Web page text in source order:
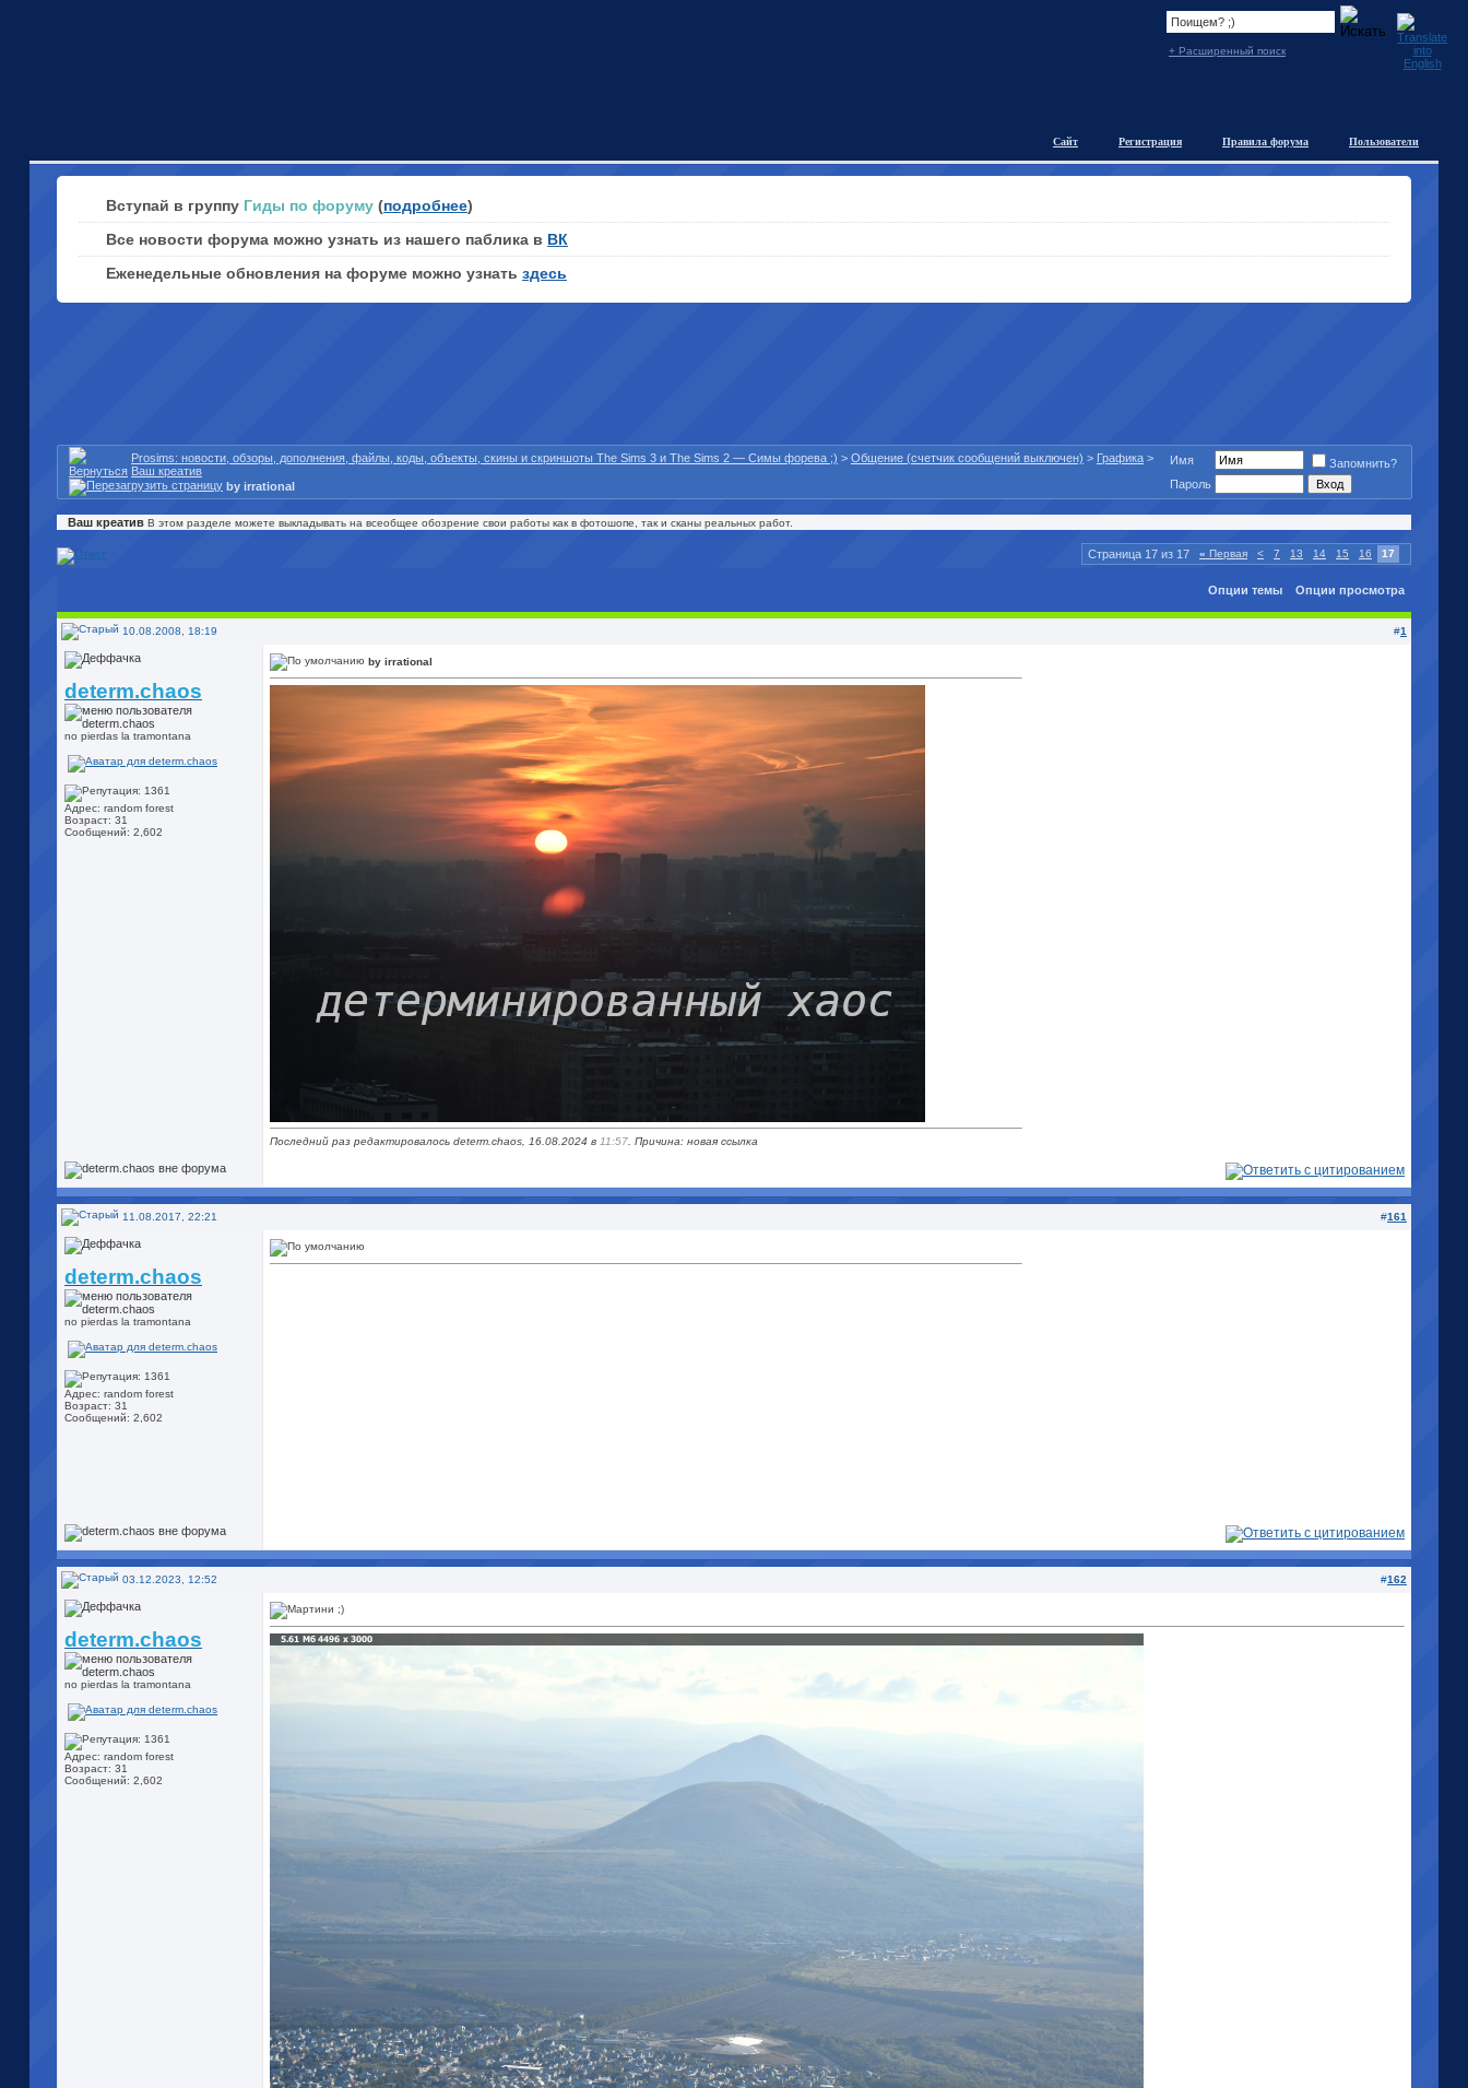
+ Расширенный поиск
Пользователи
Правила форума
Регистрация
Сайт
Вступай в группу Гиды по форуму (подробнее)
Все новости форума можно узнать из нашего паблика в ВК
Еженедельные обновления на форуме можно узнать здесь
Prosims: новости, обзоры, дополнения, файлы, коды, объекты, скины и скриншоты The Sims 3 и The Sims 2 — Симы форева ;) > Общение (счетчик сообщений выключен) > Графика >
Ваш креатив
by irrational
Имя
Запомнить?
Пароль
Ваш креатив В этом разделе можете выкладывать на всеобщее обозрение свои работы как в фотошопе, так и сканы реальных работ.
Страница 17 из 17 « Первая < 7 13 14 15 16 17
Опции темы Опции просмотра
10.08.2008, 18:19 #1
determ.chaos
no pierdas la tramontana
Адрес: random forest
Возраст: 31
Сообщений: 2,602
by irrational
Последний раз редактировалось determ.chaos, 16.08.2024 в 11:57 . Причина: новая ссылка
11.08.2017, 22:21 #161
determ.chaos
no pierdas la tramontana
Адрес: random forest
Возраст: 31
Сообщений: 2,602
03.12.2023, 12:52 #162
determ.chaos
no pierdas la tramontana
Адрес: random forest
Возраст: 31
Сообщений: 2,602